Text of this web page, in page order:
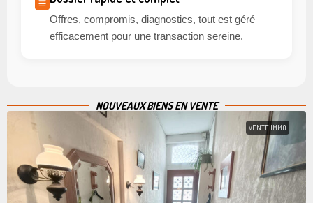
Offres, compromis, diagnostics, tout est géré
efficacement pour une transaction sereine.
NOUVEAUX BIENS EN VENTE
VENTE IMMO